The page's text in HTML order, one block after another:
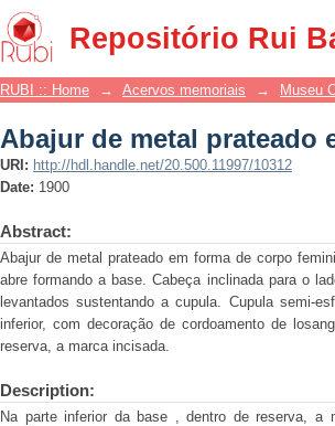
Repositório Rui
Abajur de metal
RUBI :: Home → Acervos memoriais → Museu
Abajur de metal prateado
URI: http://hdl.handle.net/20.500.11997/10312
Date: 1900
Abstract:
Abajur de metal prateado em forma de corpo
abre formando a base. Cabeça inclinada para o
levantados sustentando a cupula. Cupula semi-
inferior, com decoração de cordoamento de
reserva, a marca incisada.
Description:
Na parte inferior da base , dentro de reserva,